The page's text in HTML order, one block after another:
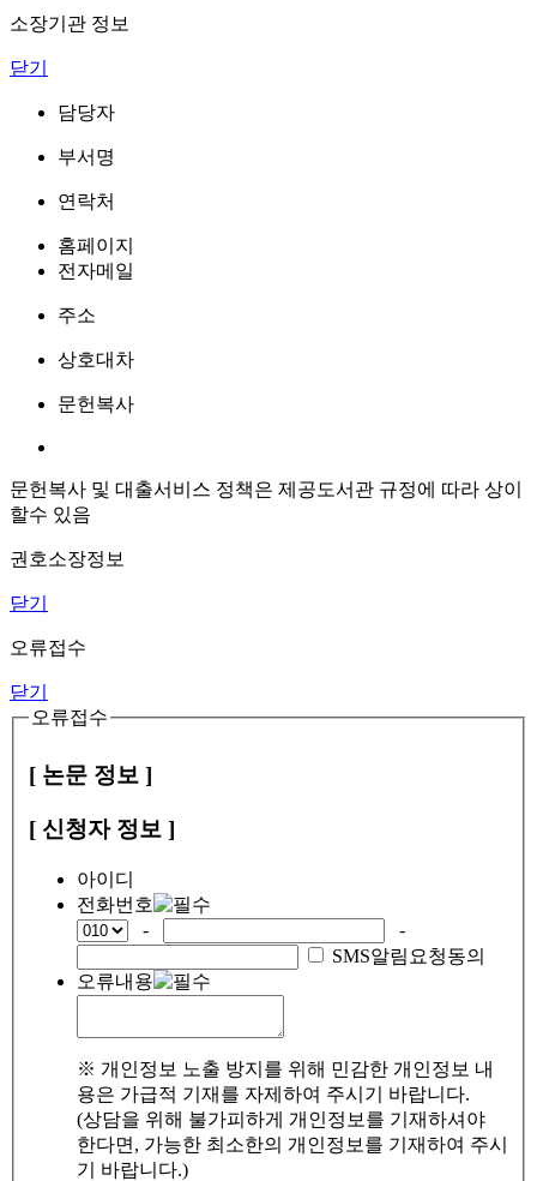
소장기관 정보
닫기
담당자
부서명
연락처
홈페이지
전자메일
주소
상호대차
문헌복사
문헌복사 및 대출서비스 정책은 제공도서관 규정에 따라 상이
할수 있음
권호소장정보
닫기
오류접수
닫기
오류접수
[ 논문 정보 ]
[ 신청자 정보 ]
아이디
전화번호
-
-
SMS알림요청동의
오류내용
※ 개인정보 노출 방지를 위해 민감한 개인정보 내
용은 가급적 기재를 자제하여 주시기 바랍니다.
(상담을 위해 불가피하게 개인정보를 기재하셔야
한다면, 가능한 최소한의 개인정보를 기재하여 주시
기 바랍니다.)